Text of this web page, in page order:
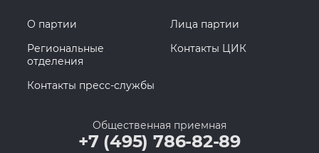
О партии
Лица партии
Региональные
отделения
Контакты ЦИК
Контакты пресс-службы
Общественная приемная
+7 (495) 786-82-89